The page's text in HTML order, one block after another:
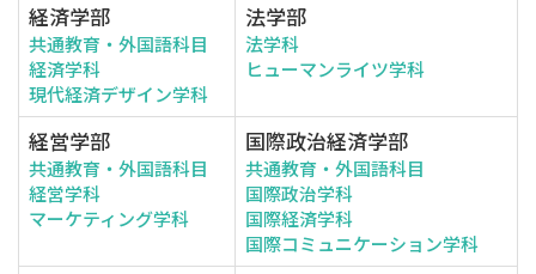
経済学部
共通教育・外国語科目
経済学科
現代経済デザイン学科
法学部
法学科
ヒューマンライツ学科
経営学部
共通教育・外国語科目
経営学科
マーケティング学科
国際政治経済学部
共通教育・外国語科目
国際政治学科
国際経済学科
国際コミュニケーション学科